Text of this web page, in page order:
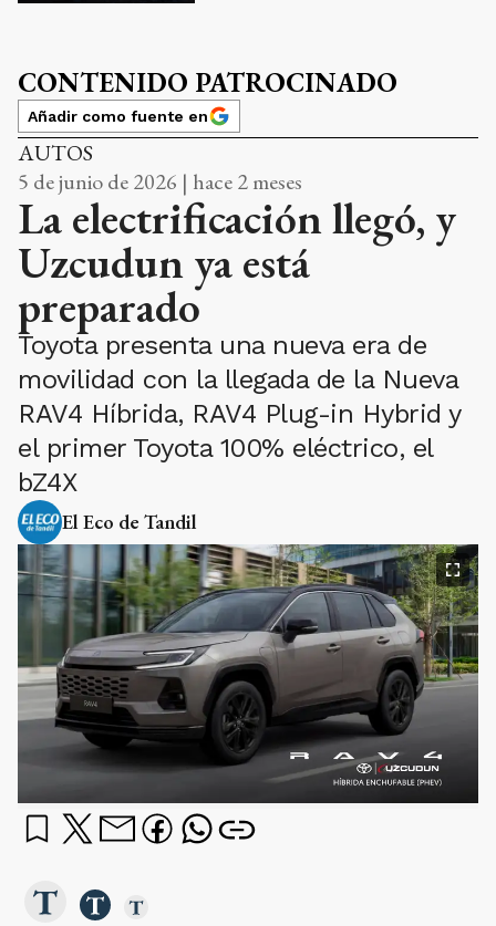
CONTENIDO PATROCINADO
Añadir como fuente en
AUTOS
5 de junio de 2026 | hace 2 meses
La electrificación llegó, y
Uzcudun ya está
preparado
Toyota presenta una nueva era de
movilidad con la llegada de la Nueva
RAV4 Híbrida, RAV4 Plug-in Hybrid y
el primer Toyota 100% eléctrico, el
bZ4X
El Eco de Tandil